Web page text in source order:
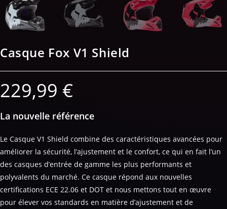
Casque Fox V1 Shield
229,99 €
La nouvelle référence
Le Casque V1 Shield combine des caractéristiques avancées pour
améliorer la sécurité, l’ajustement et le confort, ce qui en fait l’un
des casques d’entrée de gamme les plus performants et
polyvalents du marché. Ce casque répond aux nouvelles
certifications ECE 22.06 et DOT et nous mettons tout en œuvre
pour élever vos standards en matière d’ajustement et de